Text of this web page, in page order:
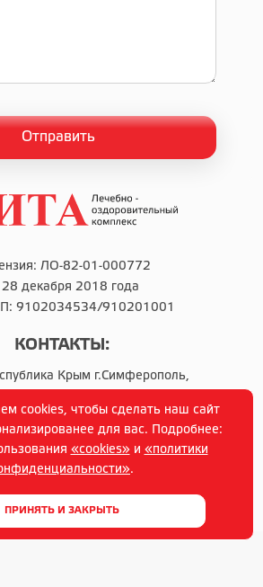
ЛО-82-01-000772
28 декабря 2018 года
9102034534/910201001
КОНТАКТЫ:
Крым г.Симферополь,
cookies, чтобы сделать наш сайт
для вас. Подробнее:
«cookies» и «политики
.
ПРИНЯТЬ И ЗАКРЫТЬ